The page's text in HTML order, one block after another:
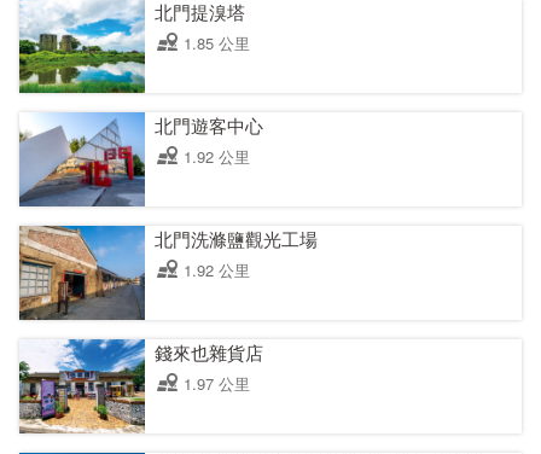
北門提溴塔
1.85 公里
北門遊客中心
1.92 公里
北門洗滌鹽觀光工場
1.92 公里
錢來也雜貨店
1.97 公里